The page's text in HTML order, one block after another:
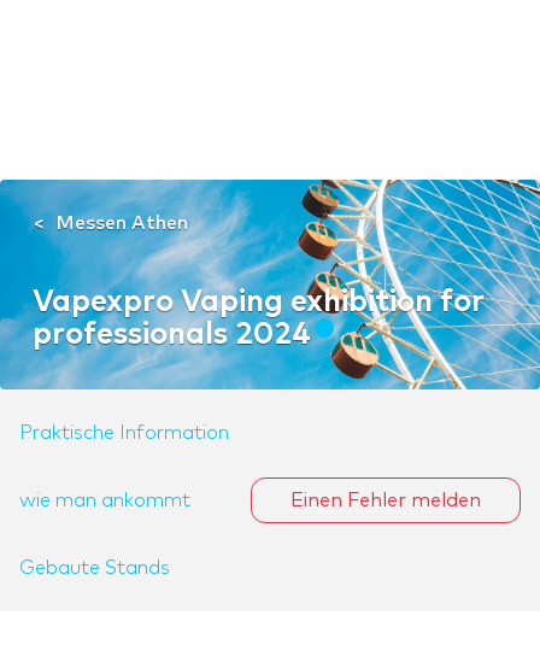
Messen Athen
Vapexpro Vaping exhibition for
professionals 2024
Praktische Information
wie man ankommt
Gebaute Stands
Einen Fehler melden